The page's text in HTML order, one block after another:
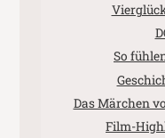
So
Das Märchen
Film-